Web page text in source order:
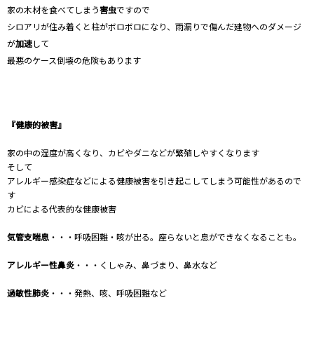
家の木材を食べてしまう害虫ですので
シロアリが住み着くと柱がボロボロになり、雨漏りで傷んだ建物へのダメージ
が加速して
最悪のケース倒壊の危険もあります
『健康的被害』
家の中の湿度が高くなり、カビやダニなどが繁殖しやすくなります
そして
アレルギー感染症などによる健康被害を引き起こしてしまう可能性があるので
す
カビによる代表的な健康被害
気管支喘息・・・呼吸困難・咳が出る。座らないと息ができなくなることも。
アレルギー性鼻炎 ・・・くしゃみ、鼻づまり、鼻水など
過敏性肺炎 ・・・発熱、咳、呼吸困難など